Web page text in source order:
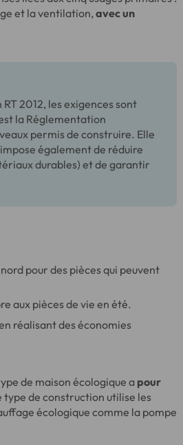
et la ventilation,avec un
2012, les exigences sont
la Réglementation
permis de construire. Elle
également de réduire
durables) et de garantir
pour des pièces qui peuvent
aux pièces de vie en été.
réalisant des économies
de maison écologique apour
type de construction utilise les
écologique comme la pompe